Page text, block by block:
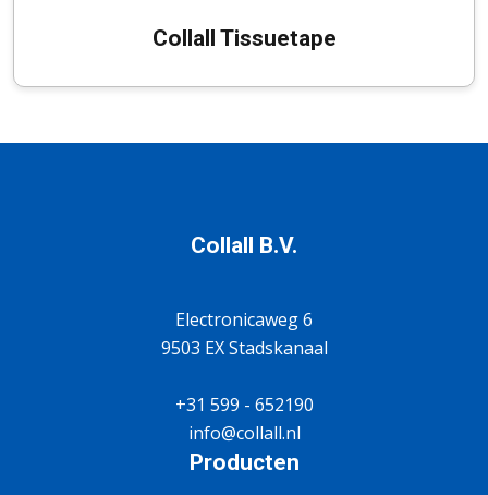
Collall Tissuetape
Collall B.V.
Electronicaweg 6
9503 EX Stadskanaal
+31 599 - 652190
info@collall.nl
Producten